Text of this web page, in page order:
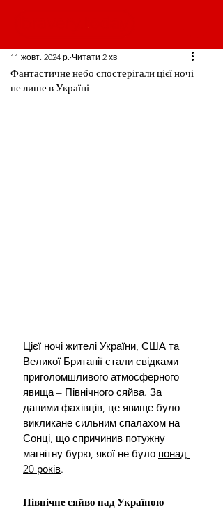
Фантастичне небо спостерігали цієї ночі
не лише в Україні
11 жовт. 2024 р. Читати 2 хв
Цієї ночі жителі України, США та
Великої Британії стали свідками
приголомшливого атмосферного
явища – Північного сяйва. За
даними фахівців, це явище було
викликане сильним спалахом на
Сонці, що спричинив потужну
магнітну бурю, якої не було понад
20 років.
Північне сяйво над Україною